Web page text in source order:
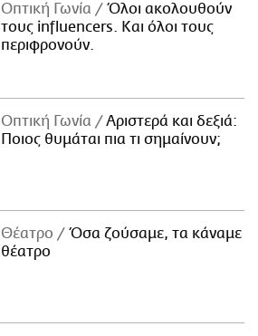
Οπτική Γωνία
Όλοι ακολουθούν
τους influencers. Και όλοι τους
περιφρονούν.
Οπτική Γωνία
Αριστερά και δεξιά:
Ποιος θυμάται πια τι σημαίνουν;
Θέατρο
Όσα ζούσαμε, τα κάναμε
θέατρο